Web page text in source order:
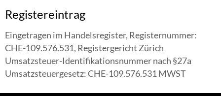
Registereintrag
Eingetragen im Handelsregister, Registernummer:
CHE-109.576.531, Registergericht Zürich
Umsatzsteuer-Identifikationsnummer nach §27a
Umsatzsteuergesetz: CHE-109.576.531 MWST